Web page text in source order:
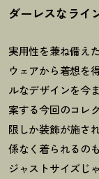
ダーレスなライ
実用性を兼ね備え
ウェアから着想を
ルなデザインを今
案する今回のコレ
限しか装飾が施さ
係なく着られるの
ジャストサイズじ